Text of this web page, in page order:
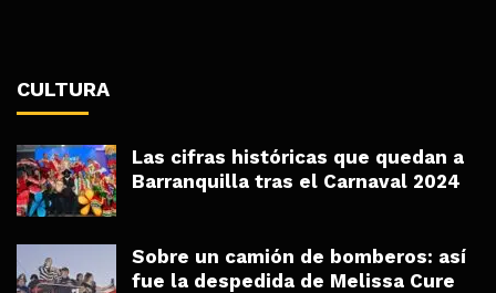
CULTURA
Las cifras históricas que quedan a
Barranquilla tras el Carnaval 2024
Sobre un camión de bomberos: así
fue la despedida de Melissa Cure